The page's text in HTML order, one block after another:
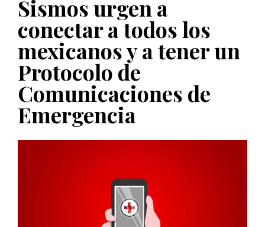
PUBLICADO EL 5 ENERO, 2023
Sismos urgen a
conectar a todos los
mexicanos y a tener un
Protocolo de
Comunicaciones de
Emergencia